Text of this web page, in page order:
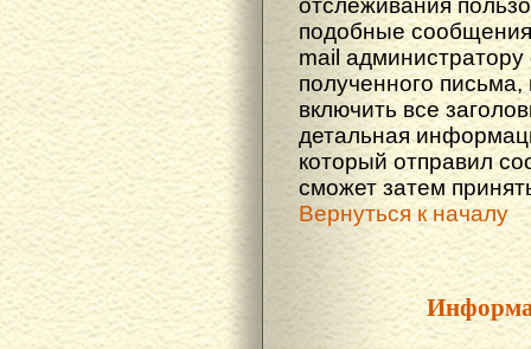
отслеживания
подобные
mail
полученного
включить все
детальная
который отправил
сможет затем
Вернуться к началу